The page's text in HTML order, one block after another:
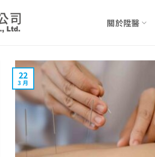
關於陞醫
22
3 月